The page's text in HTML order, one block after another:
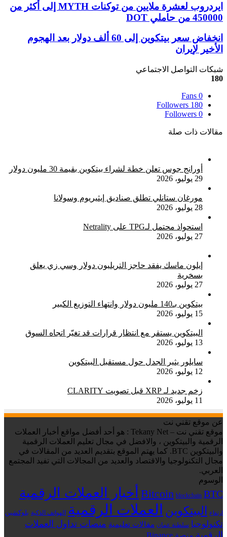
ايردروب
لعشرة
ملايين
من
توكنات
MYTH
أكثر
من
450000
حاملي
ايردروب لعشرة ملايين من توكنات MYTH إلى أكثر من
450000 من حاملي DOT
انخفاض
سعر
بيتكوين
إلى
60
دولار
الهجوم
لإيران
انخفاض سعر بيتكوين إلى 60 ألف دولار بعد الهجوم
الأخير لإيران
شبكات التواصل الاجتماعي
180
0
Fans
180
Followers
0
Followers
مقالات ذات صلة
أورانج جوس تعلن خطة لشراء بيتكوين بقيمة 30 مليون دولار
29 يوليو، 2026
مورغان ستانلي تطلق صناديق إيثيريوم وسولانا
28 يوليو، 2026
استحواذ محتمل لـTPG على Netrality
27 يوليو، 2026
إيلون ماسك يفقد حاجز التريليون دولار وسي زي يعلق
بسخرية
27 يوليو، 2026
بيتكوين بـ140 مليون دولار وانتهاء التوزيع الكبير
15 يوليو، 2026
البيتكوين يستقر مع انتظار قرارات قد تغيّر اتجاه السوق
13 يوليو، 2026
سايلور يثير الجدل حول مستقبل البيتكوين
12 يوليو، 2026
زخم جديد لـ XRP قبل تصويت CLARITY
11 يوليو، 2026
عن موقع تقني نت
موقع تقني نت – Tekany Net : هو أحد أفضل مواقع أخبار العملات
الرقمية والبيتكوين ، والافضل في مجال تعليم العملات الرقمية
والبيتكوين BTC. كما يهتم الموقع بتقديم العديد من المقالات في
مجال التكنولوجيا والاقتصاد والعديد من المجالات التي تفيد المجتمع
العربي.
الوسوم
Bitcoin blockchain BTC أخبار العملات الرقمية
ارتفاع البيتكوين العملات الرقمية الهواتف الذكية بلوكشين
تكنولوجيا سلطنة عمان مقالات تعليمية منصات تداول العملات
منصة Binance